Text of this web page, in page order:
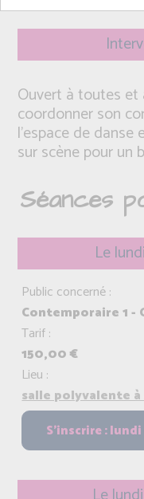
Ouvert à toutes et
coordonner son
l'espace de danse
sur scène pour un
Séances
Le
Public concerné :
Contemporaire 1 -
Tarif :
150,00 €
Lieu :
salle polyvalente à